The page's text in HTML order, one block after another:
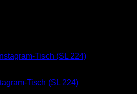
Tisch (SL 224)